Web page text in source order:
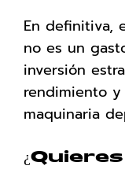
En definitiva,
no es un
inversión
rendimiento
maquinaria